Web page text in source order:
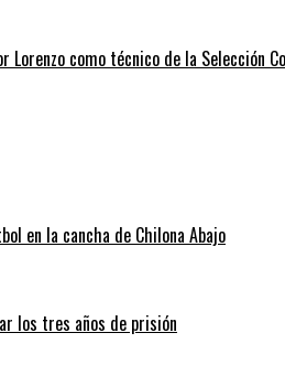
Lorenzo como técnico de la Selección
en la cancha de Chilona Abajo
los tres años de prisión